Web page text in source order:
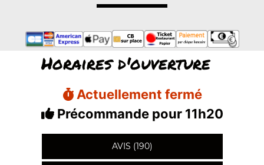
Horaires d'ouverture
Actuellement fermé
Précommande pour 11h20
AVIS (190)